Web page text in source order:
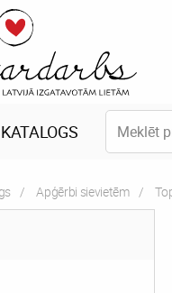
KATALOGS
Apģērbi sievietēm